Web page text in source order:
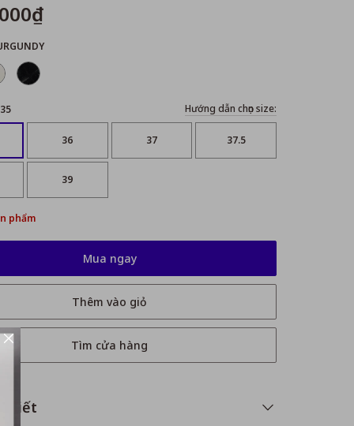
35 Hướng dẫn chọn size:
36 37 37.5
39
phẩm
tiết
Mua ngay
Thêm vào giỏ
Tìm cửa hàng